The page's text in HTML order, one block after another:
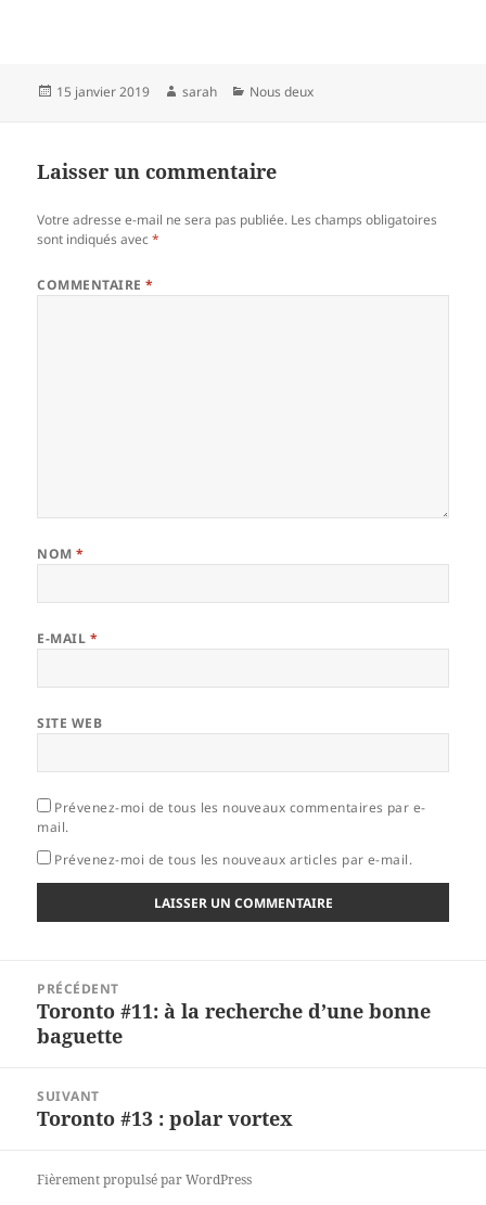
Publié
15 janvier 2019 Auteur
sarah Catégories
Nous deux
Laisser un commentaire
Votre adresse e-mail ne sera pas publiée. Les champs obligatoires
sont indiqués avec*
COMMENTAIRE*
NOM*
E-MAIL *
SITE WEB
Prévenez-moi de tous les nouveaux commentaires par e-
mail.
Prévenez-moi de tous les nouveaux articles par e-mail.
l’article
PRÉCÉDENT
Article
précédent :
Toronto #11: à la recherche d’une bonne
baguette
SUIVANT
Article
Toronto #13 : polar vortex
Fièrement propulsé par WordPress